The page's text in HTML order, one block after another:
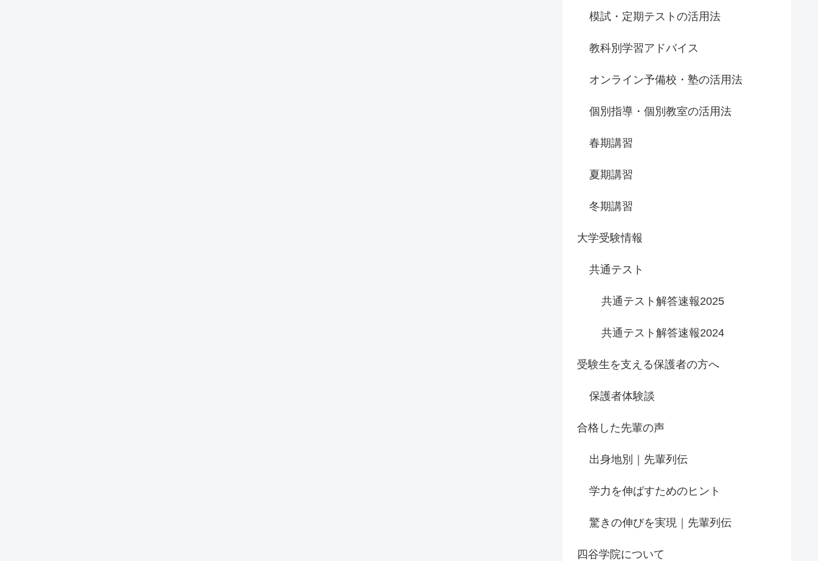
模試・定期テストの活用法
教科別学習アドバイス
オンライン予備校・塾の活用法
個別指導・個別教室の活用法
春期講習
夏期講習
冬期講習
大学受験情報
共通テスト
共通テスト解答速報2025
共通テスト解答速報2024
受験生を支える保護者の方へ
保護者体験談
合格した先輩の声
出身地別｜先輩列伝
学力を伸ばすためのヒント
驚きの伸びを実現｜先輩列伝
四谷学院について